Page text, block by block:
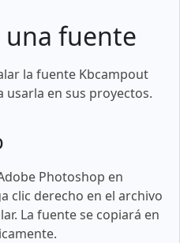
una fuente
la fuente Kbcampout
usarla en sus proyectos.
Photoshop en
clic derecho en el archivo
La fuente se copiará en